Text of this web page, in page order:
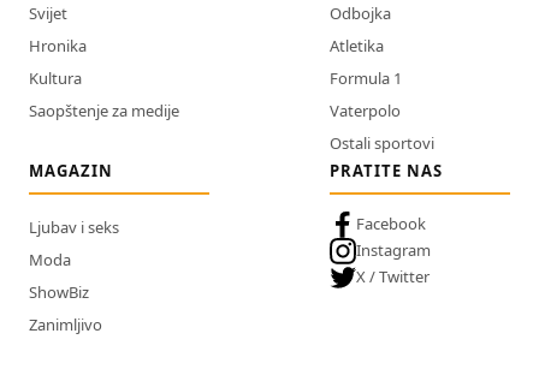
Svijet
Hronika
Kultura
Saopštenje za medije
Odbojka
Atletika
Formula 1
Vaterpolo
Ostali sportovi
MAGAZIN
Ljubav i seks
Moda
ShowBiz
Zanimljivo
PRATITE NAS
Facebook
Instagram
X / Twitter